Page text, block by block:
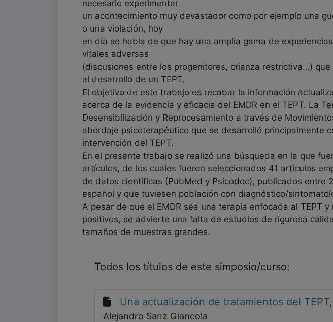
necesario experimentar
un acontecimiento muy devastador como por ejemplo una
o una violación, hoy
en día se habla de que hay una amplia gama de experiencias
vitales adversas
(discusiones entre los progenitores, crianza restrictiva…)
al desarrollo de un TEPT.
El objetivo de este trabajo es recabar la información
acerca de la evidencia y eficacia del EMDR en el TEPT. La
Desensibilización y Reprocesamiento a través de
abordaje psicoterapéutico que se desarrolló principalmente
intervención del TEPT.
En el presente trabajo se realizó una búsqueda en la que
artículos, de los cuales fueron seleccionados 41 artículos
de datos científicas (PubMed y Psicodoc), publicados entre
español y que tuviesen población con diagnóstico/
A pesar de que el EMDR sea una terapia enfocada al TEPT
positivos, se advierte una falta de estudios de rigurosa
tamaños de muestras grandes.
Todos los títulos de este simposio/curso:
Una actualización de tratamientos del
Alejandro Sanz Giancola